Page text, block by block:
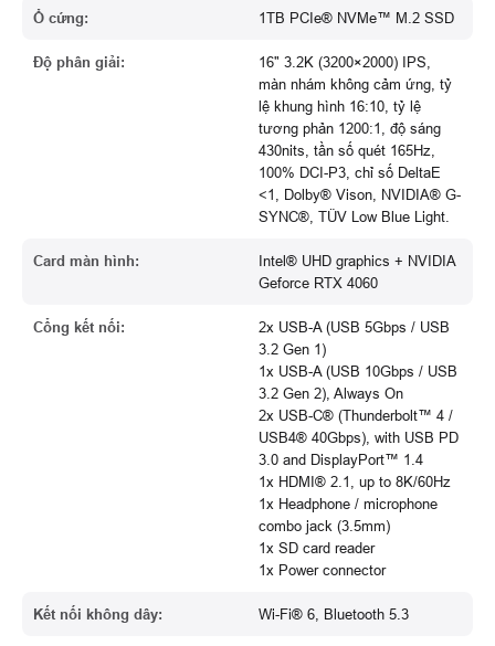
Ổ cứng: 1TB PCIe® NVMe™ M.2 SSD
Độ phân giải:
16" 3.2K (3200×2000) IPS,
màn nhám không cảm ứng, tỷ
lệ khung hình 16:10, tỷ lệ
tương phản 1200:1, độ sáng
430nits, tần số quét 165Hz,
100% DCI-P3, chỉ số DeltaE
<1, Dolby® Vison, NVIDIA® G-
SYNC®, TÜV Low Blue Light.
Card màn hình:
Intel® UHD graphics + NVIDIA
Geforce RTX 4060
Cổng kết nối:
2x USB-A (USB 5Gbps / USB
3.2 Gen 1)
1x USB-A (USB 10Gbps / USB
3.2 Gen 2), Always On
2x USB-C® (Thunderbolt™ 4 /
USB4® 40Gbps), with USB PD
3.0 and DisplayPort™ 1.4
1x HDMI® 2.1, up to 8K/60Hz
1x Headphone / microphone
combo jack (3.5mm)
1x SD card reader
1x Power connector
Kết nối không dây: Wi-Fi® 6, Bluetooth 5.3